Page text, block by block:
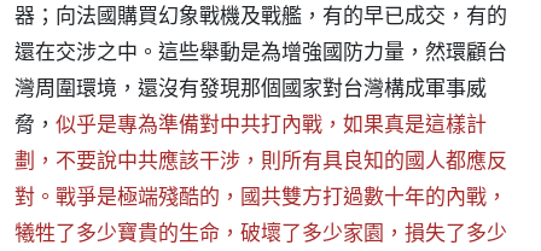
器；向法國購買幻象戰機及戰艦，有的早已成交，有的
還在交涉之中。這些舉動是為增強國防力量，然環顧台
灣周圍環境，還沒有發現那個國家對台灣構成軍事威
脅， 似乎是專為準備對中共打內戰，如果真是這樣計
劃，不要說中共應該干涉，則所有具良知的國人都應反
對。戰爭是極端殘酷的，國共雙方打過數十年的內戰，
犧牲了多少寶貴的生命，破壞了多少家園，損失了多少